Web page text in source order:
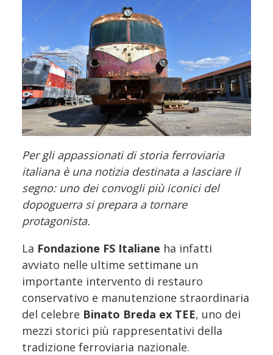
Per gli appassionati di storia ferroviaria
italiana è una notizia destinata a lasciare il
segno: uno dei convogli più iconici del
dopoguerra si prepara a tornare
protagonista.
La Fondazione FS Italiane ha infatti
avviato nelle ultime settimane un
importante intervento di restauro
conservativo e manutenzione straordinaria
del celebre Binato Breda ex TEE, uno dei
mezzi storici più rappresentativi della
tradizione ferroviaria nazionale.